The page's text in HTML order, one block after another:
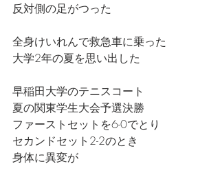
反対側の足がつった
全身けいれんで救急車に乗った
大学2年の夏を思い出した
早稲田大学のテニスコート
夏の関東学生大会予選決勝
ファーストセットを6-0でとり
セカンドセット2-2のとき
身体に異変が